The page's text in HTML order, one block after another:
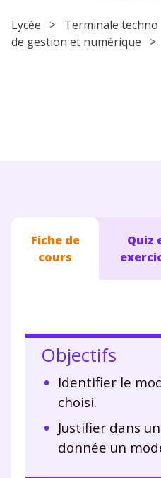
Lycée > Terminale techno
de gestion et numérique >
Fiche de
cours
Quiz
Objectifs
Identifier le
choisi.
Justifier dans
donnée un